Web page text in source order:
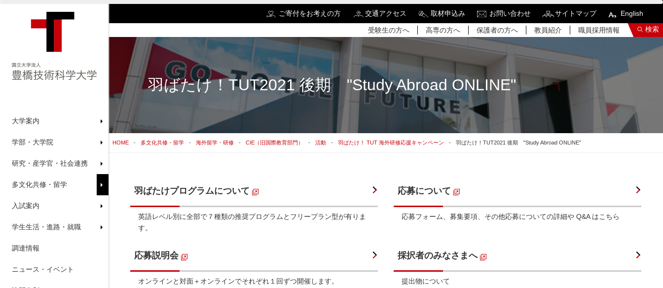
大学案内
学部・大学院
研究・産学官・社会連携
多文化共修・留学
入試案内
学生生活・進路・就職
調達情報
ニュース・イベント
ご寄付をお考えの方 交通アクセス 取材申込み お問い合わせ サイトマップ English
受験生の方へ 高専の方へ 保護者の方へ 教員紹介 職員採用情報 検索
検索結果をもっと見る
関連サイトすべてを検索する
羽ばたけ！TUT2021 後期 "Study Abroad ONLINE"
HOME 多文化共修・留学 海外留学・研修 CIE（旧国際教育部門） 活動 羽ばたけ！ TUT 海外研修応援キャンペーン 羽ばたけ！TUT2021 後期 "Study Abroad ONLINE"
羽ばたけプログラムについて
英語レベル別に全部で７種類の推奨プログラムとフリープラン型が有りま
す。
応募について
応募フォーム、募集要項、その他応募についての詳細や Q&A はこちら
応募説明会
オンラインと対面＋オンラインでそれぞれ１回ずつ開催します。
採択者のみなさまへ
提出物について